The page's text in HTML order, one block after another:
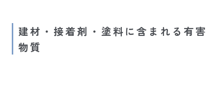
建材・接着剤・塗料に含まれる有害
物質